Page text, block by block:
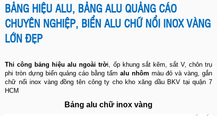
BẢNG HIỆU ALU, BẢNG ALU QUẢNG CÁO
CHUYÊN NGHIỆP, BIỂN ALU CHỮ NỔI INOX VÀNG
LỚN ĐẸP
Thi công bảng hiệu alu ngoài trời, ốp khung sắt kẽm, sắt V, chôn trụ
phi tròn dựng biển quảng cáo bằng tấm alu nhôm màu đỏ và vàng, gắn
chữ nổi inox vàng đồng tên công ty cho kho xăng dầu BKV tại quận 7
HCM
Bảng alu chữ inox vàng